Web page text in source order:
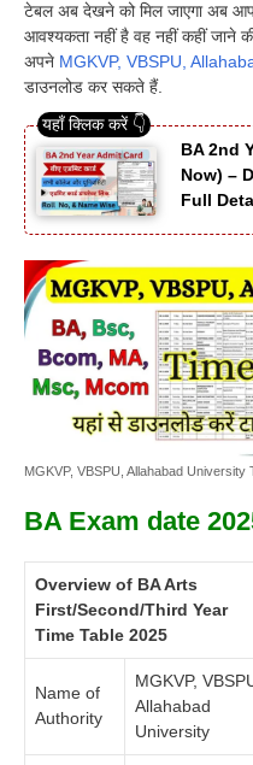
टेबल अब देखने को मिल जाएगा अब
आवश्यकता नहीं है वह नहीं कहीं जाने
अपने MGKVP, VBSPU,
डाउनलोड कर सकते हैं.
BA 2nd
Now) –
Full
MGKVP, VBSPU, Allahabad University
BA Exam date
Overview of BA Arts
First/Second/Third Year
Time Table 2025
Name of
Authority
MGKVP,
Allahabad
University